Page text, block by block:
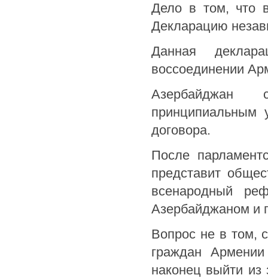
Дело в том, что
Декларацию
Данная
воссоединении
Азербайджан
принципиальным
договора.
После
представит
всенародный
Азербайджаном и
Вопрос не в том,
граждан
наконец выйти из